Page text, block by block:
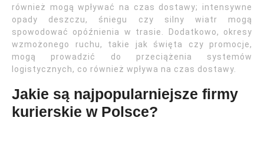
również mogą wpływać na czas dostawy; intensywne
opady deszczu, śniegu czy silny wiatr mogą
spowodować opóźnienia w trasie. Dodatkowo, okresy
wzmożonego ruchu, takie jak święta czy promocje,
mogą prowadzić do przeciążenia systemów
logistycznych, co również wpływa na czas dostawy.
Jakie są najpopularniejsze firmy
kurierskie w Polsce?